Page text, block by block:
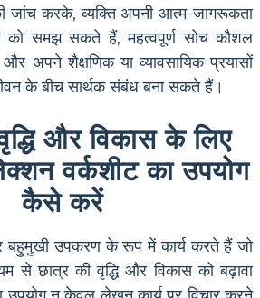
जांच करके, व्यक्ति अपनी आत्म-जागरूकता
को समझ सकते हैं, महत्वपूर्ण सोच कौशल
अपने शैक्षणिक या व्यावसायिक प्रयासों
के बीच सार्थक संबंध बना सकते हैं।
और विकास के लिए
वर्कशीट का उपयोग
कैसे करें
बहुमुखी उपकरण के रूप में कार्य करते हैं जो
से छात्र की वृद्धि और विकास को बढ़ावा